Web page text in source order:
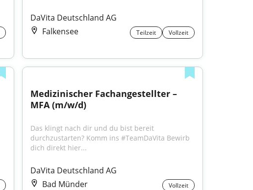
DaVita Deutschland AG
Falkensee
Teilzeit Vollzeit
Medizinischer Fachangestellter –
MFA (m/w/d)
Das klingt nach dir und du bist bereit
durchzustarten? Komm ins #TeamDaVita Bewirb
dich direkt hier...
DaVita Deutschland AG
Bad Münder
Vollzeit